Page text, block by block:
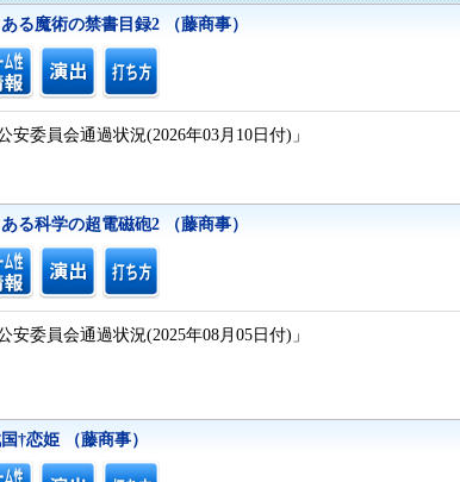
る魔術の禁書目録2 （藤商事）
安委員会通過状況(2026年03月10日付)」
る科学の超電磁砲2 （藤商事）
安委員会通過状況(2025年08月05日付)」
†恋姫 （藤商事）